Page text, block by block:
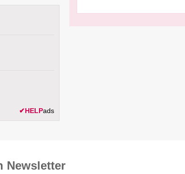
✔HELPads
News­letter